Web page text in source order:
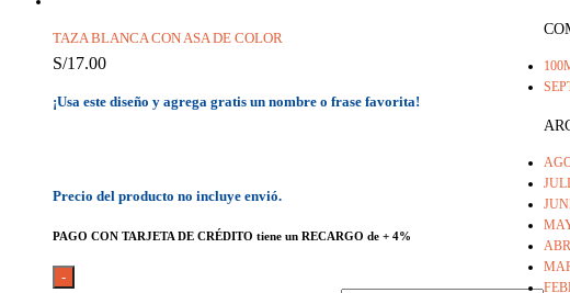
TAZA BLANCA CON ASA DE COLOR
S/17.00
¡Usa este diseño y agrega gratis un nombre o frase favorita!
Precio del producto no incluye envió.
PAGO CON TARJETA DE CRÉDITO tiene un RECARGO de + 4%
-